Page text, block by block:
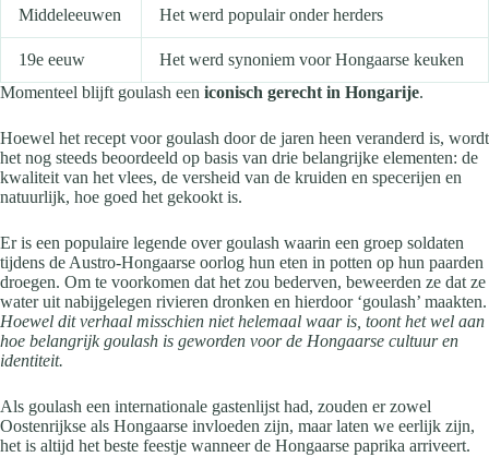
Middeleeuwen Het werd populair onder herders
19e eeuw
Het werd synoniem voor Hongaarse keuken
Momenteel blijft goulash een iconisch gerecht in Hongarije.
Hoewel het recept voor goulash door de jaren heen veranderd is, wordt
het nog steeds beoordeeld op basis van drie belangrijke elementen: de
kwaliteit van het vlees, de versheid van de kruiden en specerijen en
natuurlijk, hoe goed het gekookt is.
Er is een populaire legende over goulash waarin een groep soldaten
tijdens de Austro-Hongaarse oorlog hun eten in potten op hun paarden
droegen. Om te voorkomen dat het zou bederven, beweerden ze dat ze
water uit nabijgelegen rivieren dronken en hierdoor ‘goulash’ maakten.
Hoewel dit verhaal misschien niet helemaal waar is, toont het wel aan
hoe belangrijk goulash is geworden voor de Hongaarse cultuur en
identiteit.
Als goulash een internationale gastenlijst had, zouden er zowel
Oostenrijkse als Hongaarse invloeden zijn, maar laten we eerlijk zijn,
het is altijd het beste feestje wanneer de Hongaarse paprika arriveert.